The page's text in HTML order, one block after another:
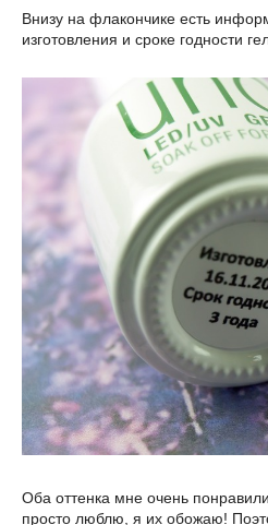
Внизу на флакончике есть
изготовления и сроке годности
Оба оттенка мне очень
просто люблю, я их обожаю!